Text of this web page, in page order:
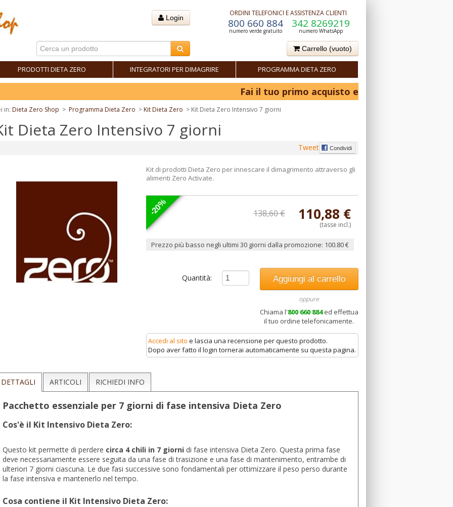
Login
ORDINI TELEFONICI E ASSISTENZA CLIENTI
800 660 884
numero verde gratuito
342 8269219
numero WhatsApp
Carrello (vuoto)
PRODOTTI DIETA ZERO INTEGRATORI PER DIMAGRIRE PROGRAMMA DIETA ZERO
Fai il tuo primo acquisto e ottieni il 10% di sconto!
in: Dieta Zero Shop > Programma Dieta Zero >Kit Dieta Zero > Kit Dieta Zero Intensivo 7 giorni
Dieta Zero Intensivo 7 giorni
Condividi
Tweet
Kit di prodotti Dieta Zero per innescare il dimagrimento attraverso gli
alimenti Zero Activate.
-20% 138,60 € 110,88 €
(tasse incl.)
Prezzo più basso negli ultimi 30 giorni dalla promozione: 100.80 €
Quantità:
oppure
Chiama l'800 660 884ed effettua
il tuo ordine telefonicamente.
Accedi al sito e lascia una recensione per questo prodotto.
Dopo aver fatto il login tornerai automaticamente su questa pagina.
DETTAGLI ARTICOLI RICHIEDI INFO
Pacchetto essenziale per 7 giorni di fase intensiva Dieta Zero
Cos'è il Kit Intensivo Dieta Zero:
Questo kit permette di perdere circa 4 chili in 7 giorni di fase intensiva Dieta Zero. Questa prima fase
deve necessariamente essere seguita da una fase di trasizione e una fase di mantenimento, entrambe di
ulteriori 7 giorni ciascuna. Le due fasi successive sono fondamentali per ottimizzare il peso perso durante
la fase intensiva e mantenerlo nel tempo.
Cosa contiene il Kit Intensivo Dieta Zero: